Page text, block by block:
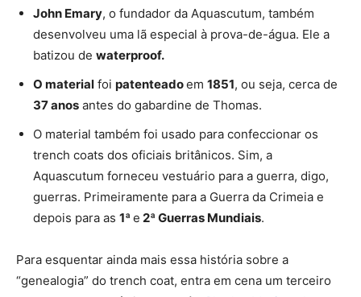
John Emary, o fundador da Aquascutum, também
desenvolveu uma lã especial à prova-de-água. Ele a
batizou de waterproof.
O material foi patenteadoem 1851, ou seja, cerca de
37 anos antes do gabardine de Thomas.
O material também foi usado para confeccionar os
trench coats dos oficiais britânicos. Sim, a
Aquascutum forneceu vestuário para a guerra, digo,
guerras. Primeiramente para a Guerra da Crimeia e
depois para as 1ª e 2ª Guerras Mundiais.
Para esquentar ainda mais essa história sobre a
“genealogia” do trench coat, entra em cena um terceiro